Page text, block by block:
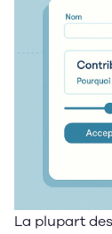
La plupart